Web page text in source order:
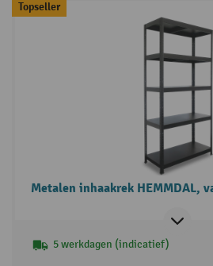
Topseller
Metalen inhaakrek HEMMDAL,
5 werkdagen (indicatief)